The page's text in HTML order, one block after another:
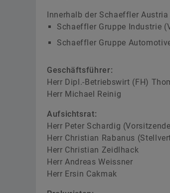
Innerhalb der Schaeffler
Schaeffler Gruppe Industrie
Schaeffler Gruppe
Geschäftsführer:
Herr Dipl.-Betriebswirt (FH)
Herr Michael Reinig
Aufsichtsrat:
Herr Peter Schardig
Herr Christian Rabanus
Herr Christian Zeidlhack
Herr Andreas Weissner
Herr Ersin Cakmak